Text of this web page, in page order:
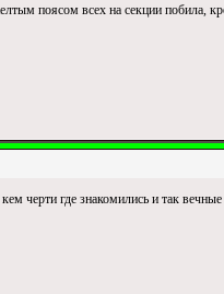
поясом всех на секции побила,
черти где знакомились и так